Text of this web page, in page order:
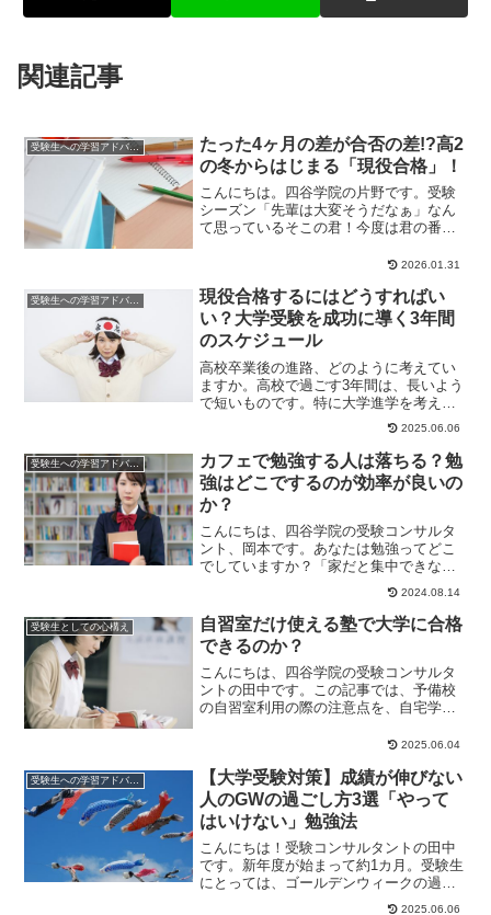
関連記事
受験生への学習アドバイス
たった4ヶ月の差が合否の差!?高2
の冬からはじまる「現役合格」！
こんにちは。四谷学院の片野です。受験
シーズン「先輩は大変そうだなぁ」なん
て思っているそこの君！今度は君の番で
2026.01.31
現役合格するにはどうすればい
い？大学受験を成功に導く3年間
のスケジュール
高校卒業後の進路、どのように考えてい
ますか。高校で過ごす3年間は、長いよう
で短いものです。特に大学進学を考えて
いる場合は、高校3年間のスケジュールを
2025.06.06
受験生への学習アドバイス
カフェで勉強する人は落ちる？勉
強はどこでするのが効率が良いの
か？
こんにちは、四谷学院の受験コンサルタ
ント、岡本です。あなたは勉強ってどこ
でしていますか？「家だと集中できな
い・・・」「予備校の自習室とか図書館
2024.08.14
受験生としての心構え
自習室だけ使える塾で大学に合格
できるのか？
こんにちは、四谷学院の受験コンサルタ
ントの田中です。この記事では、予備校
の自習室利用の際の注意点を、自宅学習
2025.06.04
【大学受験対策】成績が伸びない
人のGWの過ごし方3選「やって
はいけない」勉強法
こんにちは！受験コンサルタントの田中
です。新年度が始まって約1カ月。受験生
にとっては、ゴールデンウィークの過ご
し方が5月以降に成績が伸びるかを決定づ
2025.06.06